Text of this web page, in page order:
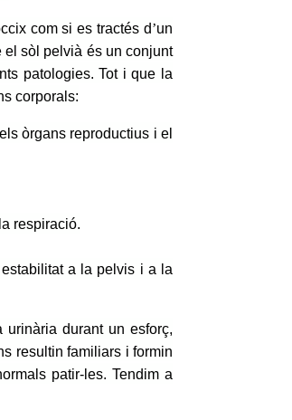
com si es tractés d’un
el sòl pelvià és un conjunt
patologies. Tot i que la
corporals:
òrgans reproductius i el
respiració.
a la pelvis i a la
durant un esforç,
resultin familiars i formin
patir-les. Tendim a